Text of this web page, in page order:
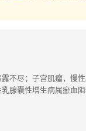
不尽；子宫肌瘤，慢
腺囊性增生病属瘀血